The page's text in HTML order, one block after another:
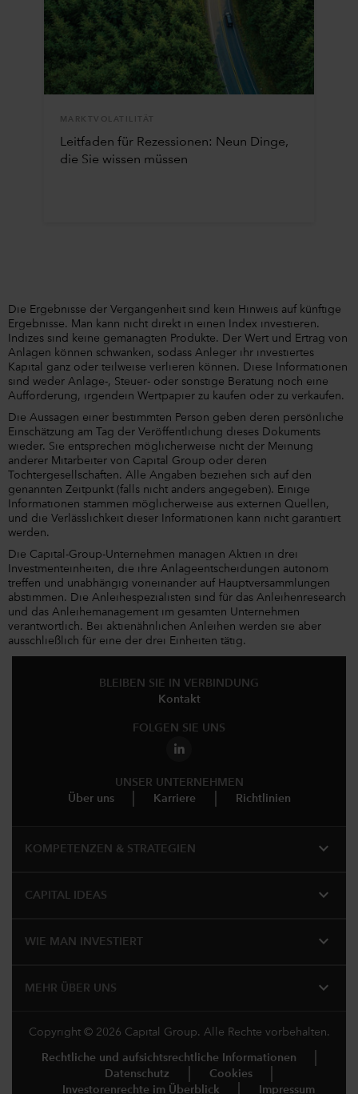
MARKTVOLATILITÄT
Leitfaden für Rezessionen: Neun Dinge,
die Sie wissen müssen
Die Ergebnisse der Vergangenheit sind kein Hinweis auf künftige
Ergebnisse. Man kann nicht direkt in einen Index investieren.
Indizes sind keine gemanagten Produkte. Der Wert und Ertrag von
Anlagen können schwanken, sodass Anleger ihr investiertes
Kapital ganz oder teilweise verlieren können. Diese Informationen
sind weder Anlage-, Steuer- oder sonstige Beratung noch eine
Aufforderung, irgendein Wertpapier zu kaufen oder zu verkaufen.
Die Aussagen einer bestimmten Person geben deren persönliche
Einschätzung am Tag der Veröffentlichung dieses Dokuments
wieder. Sie entsprechen möglicherweise nicht der Meinung
anderer Mitarbeiter von Capital Group oder deren
Tochtergesellschaften. Alle Angaben beziehen sich auf den
genannten Zeitpunkt (falls nicht anders angegeben). Einige
Informationen stammen möglicherweise aus externen Quellen,
und die Verlässlichkeit dieser Informationen kann nicht garantiert
werden.
Die Capital-Group-Unternehmen managen Aktien in drei
Investmenteinheiten, die ihre Anlageentscheidungen autonom
treffen und unabhängig voneinander auf Hauptversammlungen
abstimmen. Die Anleihespezialisten sind für das Anleihenresearch
und das Anleihemanagement im gesamten Unternehmen
verantwortlich. Bei aktienähnlichen Anleihen werden sie aber
ausschließlich für eine der drei Einheiten tätig.
BLEIBEN SIE IN VERBINDUNG
Kontakt
FOLGEN SIE UNS
UNSER UNTERNEHMEN
Über uns
Karriere Richtlinien
KOMPETENZEN & STRATEGIEN expand_more
CAPITAL IDEAS expand_more
WIE MAN INVESTIERT expand_more
MEHR ÜBER UNS expand_more
Copyright © 2026 Capital Group. Alle Rechte vorbehalten.
Rechtliche und aufsichtsrechtliche Informationen
Datenschutz
Cookies
Investorenrechte im Überblick
Impressum